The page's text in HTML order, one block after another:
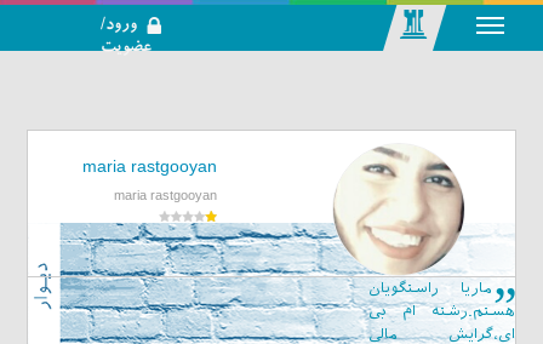
تحلیلی بازار
ورود/
عضویت
maria rastgooyan
maria rastgooyan
ماریا راستگویان
هستم.رشته ام بی
ای،گرایش مالی